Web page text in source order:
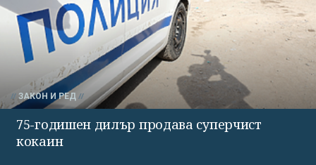
ЗАКОН И РЕД
75-годишен дилър продава суперчист
кокаин